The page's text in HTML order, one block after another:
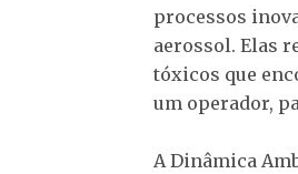
processos
aerossol. Elas
tóxicos que
um operador,
A Dinâmica